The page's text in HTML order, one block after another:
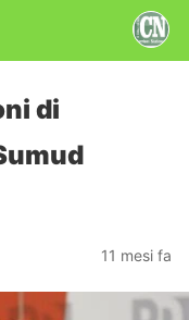
di
11 mesi fa